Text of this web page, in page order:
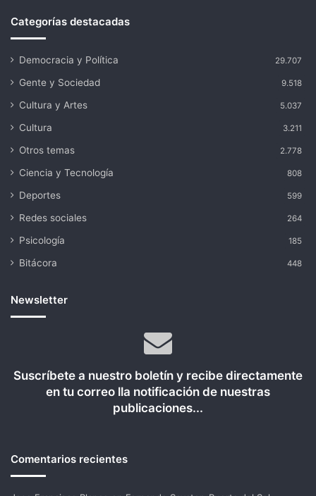
Categorías destacadas
Democracia y Política 29.707
Gente y Sociedad 9.518
Cultura y Artes 5.037
Cultura 3.211
Otros temas 2.778
Ciencia y Tecnología 808
Deportes 599
Redes sociales 264
Psicología 185
Bitácora 448
Newsletter
Suscríbete a nuestro boletín y recibe directamente
en tu correo lla notificación de nuestras
publicaciones...
Comentarios recientes